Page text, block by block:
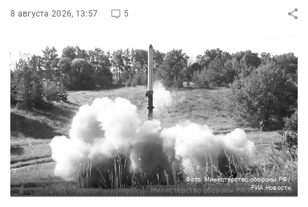
8 августа 2026, 13:57 5
Фото: Министерство обороны РФ/
РИА Новости